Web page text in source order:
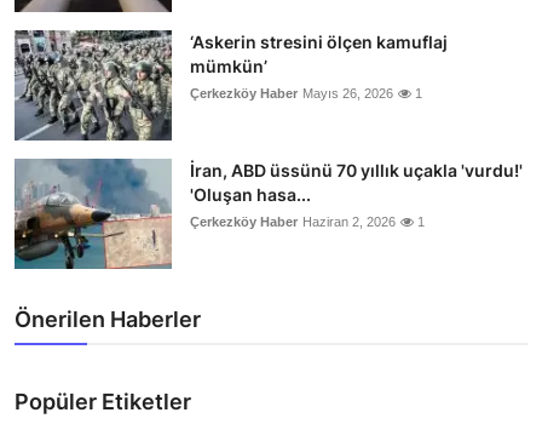
‘Askerin stresini ölçen kamuflaj
mümkün’
Çerkezköy Haber Mayıs 26, 2026 1
İran, ABD üssünü 70 yıllık uçakla 'vurdu!'
'Oluşan hasa...
Çerkezköy Haber Haziran 2, 2026 1
Önerilen Haberler
Popüler Etiketler